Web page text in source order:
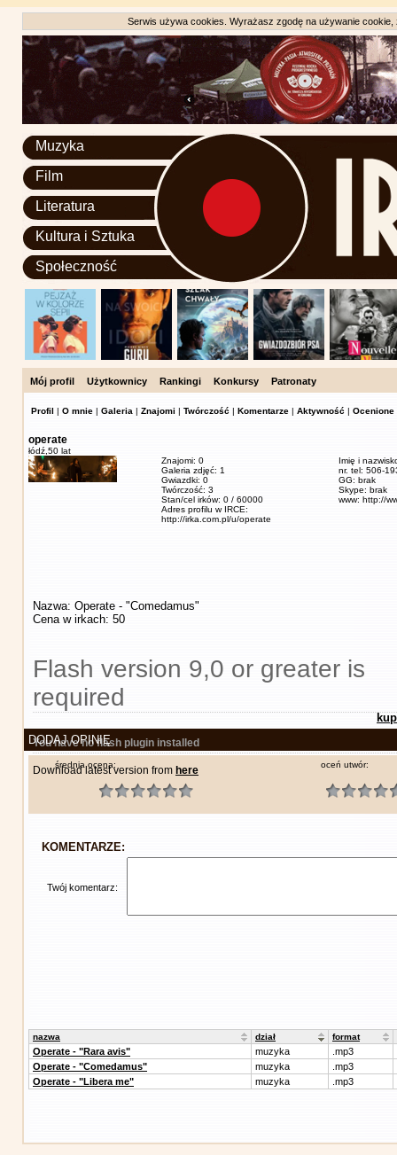
Serwis używa cookies. Wyrażasz zgodę na używanie
Muzyka
Film
Literatura
Kultura i Sztuka
Społeczność
Mój profil Użytkownicy Rankingi Konkursy Patronaty
Profil | O mnie | Galeria | Znajomi | Twórczość | Komentarze | Aktywność | Ocenione
operate
łódź, 50 lat
Znajomi: 0
Galeria zdjęć: 1
Gwiazdki: 0
Twórczość: 3
Stan/cel irków: 0 / 60000
Adres profilu w IRCE:
http://irka.com.pl/u/operate
Imię i
nr. tel: 506-
GG: brak
Skype: brak
www: http://
Nazwa: Operate - "Comedamus"
Cena w irkach: 50
Flash version 9,0 or greater is
required
You have no flash plugin installed
Download latest version from here
DODAJ OPINIĘ
średnia ocena: oceń utwór:
KOMENTARZE:
Twój komentarz:
nazwa dział format
Operate - "Rara avis" muzyka
.mp3
Operate - "Comedamus"
muzyka
.mp3
Operate - "Libera me"
muzyka .mp3